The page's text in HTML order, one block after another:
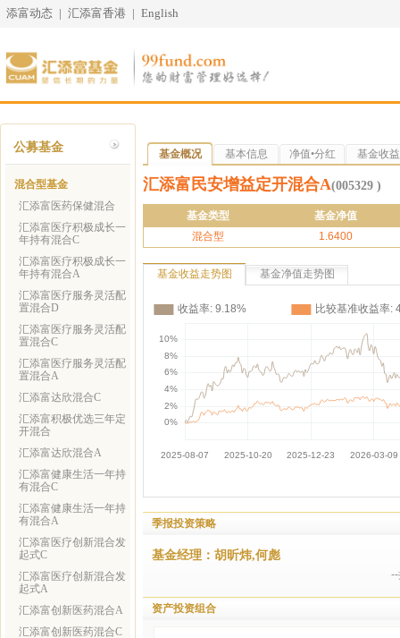
添富动态 | 汇添富香港 | English
公募基金
混合型基金
汇添富医药保健混合
汇添富医疗积极成长一
年持有混合C
汇添富医疗积极成长一
年持有混合A
汇添富医疗服务灵活配
置混合D
汇添富医疗服务灵活配
置混合C
汇添富医疗服务灵活配
置混合A
汇添富达欣混合C
汇添富积极优选三年定
开混合
汇添富达欣混合A
汇添富健康生活一年持
有混合C
汇添富健康生活一年持
有混合A
汇添富医疗创新混合发
起式C
汇添富医疗创新混合发
起式A
汇添富创新医药混合A
汇添富创新医药混合C
基金概况 基本信息 净值•分红 基金收益
汇添富民安增益定开混合A(005329 )
基金类型
基金净值
混合型
1.6400
基金收益走势图 基金净值走势图
季报投资策略
基金经理：胡昕炜,何彪
--
资产投资组合